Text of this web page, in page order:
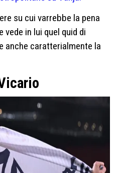
su cui varrebbe la pena
vede in lui quel quid di
anche caratterialmente la